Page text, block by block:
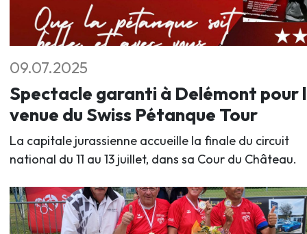
09.07.2025
Spectacle garanti à Delémont pour
venue du Swiss Pétanque Tour
La capitale jurassienne accueille la finale du circuit
national du 11 au 13 juillet, dans sa Cour du Château.